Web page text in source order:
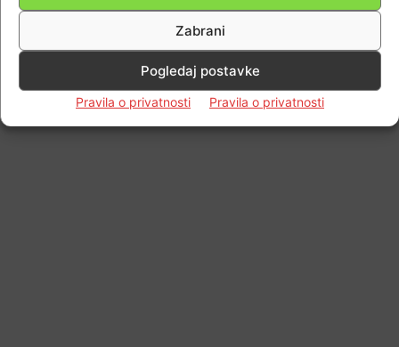
Zabrani
Pogledaj postavke
Pravila o privatnosti Pravila o privatnosti